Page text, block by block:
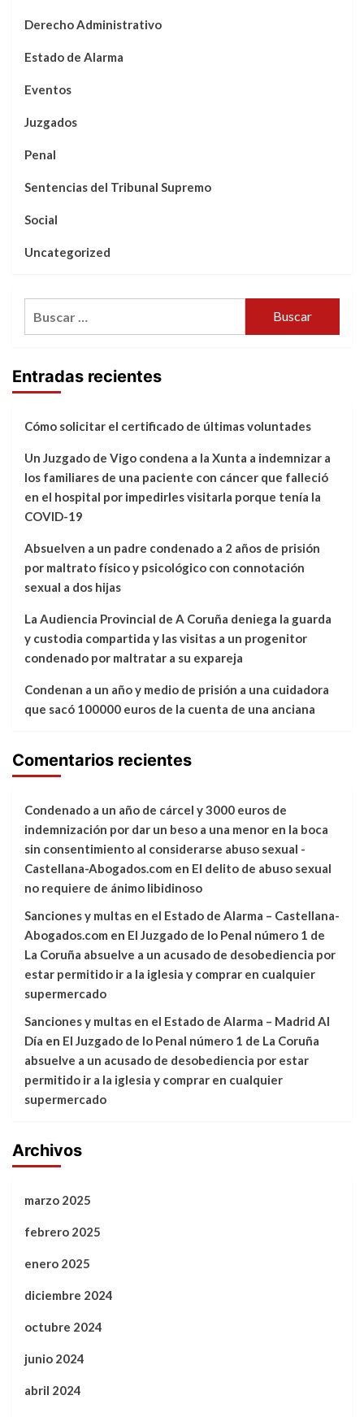
Derecho Administrativo
Estado de Alarma
Eventos
Juzgados
Penal
Sentencias del Tribunal Supremo
Social
Uncategorized
Entradas recientes
Cómo solicitar el certificado de últimas voluntades
Un Juzgado de Vigo condena a la Xunta a indemnizar a
los familiares de una paciente con cáncer que falleció
en el hospital por impedirles visitarla porque tenía la
COVID-19
Absuelven a un padre condenado a 2 años de prisión
por maltrato físico y psicológico con connotación
sexual a dos hijas
La Audiencia Provincial de A Coruña deniega la guarda
y custodia compartida y las visitas a un progenitor
condenado por maltratar a su expareja
Condenan a un año y medio de prisión a una cuidadora
que sacó 100000 euros de la cuenta de una anciana
Comentarios recientes
Condenado a un año de cárcel y 3000 euros de
indemnización por dar un beso a una menor en la boca
sin consentimiento al considerarse abuso sexual -
Castellana-Abogados.com en El delito de abuso sexual
no requiere de ánimo libidinoso
Sanciones y multas en el Estado de Alarma – Castellana-
Abogados.com en El Juzgado de lo Penal número 1 de
La Coruña absuelve a un acusado de desobediencia por
estar permitido ir a la iglesia y comprar en cualquier
supermercado
Sanciones y multas en el Estado de Alarma – Madrid Al
Día en El Juzgado de lo Penal número 1 de La Coruña
absuelve a un acusado de desobediencia por estar
permitido ir a la iglesia y comprar en cualquier
supermercado
Archivos
marzo 2025
febrero 2025
enero 2025
diciembre 2024
octubre 2024
junio 2024
abril 2024